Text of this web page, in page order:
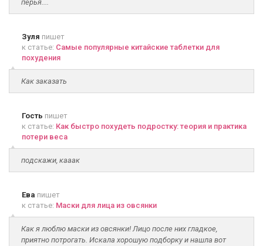
перья....
Зуля пишет
к статье: Самые популярные китайские таблетки для
похудения
Как заказать
Гость пишет
к статье: Как быстро похудеть подростку: теория и практика
потери веса
подскажи, кааак
Ева пишет
к статье: Маски для лица из овсянки
Как я люблю маски из овсянки! Лицо после них гладкое,
приятно потрогать. Искала хорошую подборку и нашла вот